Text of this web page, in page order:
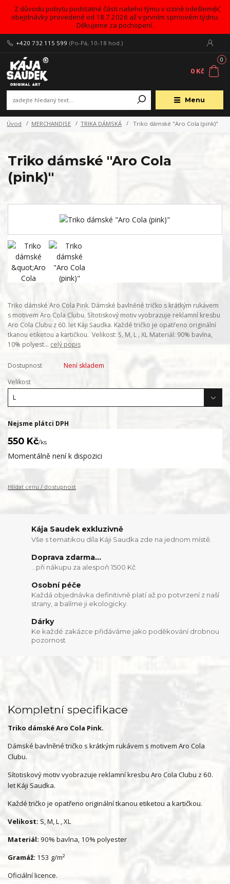
Z důvodu pobytu podstatné části našeho týmu v cizině odešleme
obejdnávky provedené od 18.7.2026 až v prvním sprnovém týdnu.
Děkujeme za pochopení.
Menu
+420 732 115 599 (Po-Pá, 10-18 hod.)
0
0 Kč
Úvod MERCHANDISE TRIKA DÁMSKÁ Triko dámské "Aro Cola (pink)"
Triko dámské "Aro Cola
(pink)"
Triko dámské Aro Cola Pink. Dámské bavlněné tričko s krátkým rukávem
s motivem Aro Cola Clubu. Sítotiskový motiv vyobrazuje reklamní kresbu
Aro Cola Clubu z 60. let Káji Saudka. Každé tričko je opatřeno originální
tkanou etiketou a kartičkou. Velikost: S, M, L , XL Materiál: 90% bavlna,
10% polyest... celý popis
Dostupnost
Není skladem
Velikost
Nejsme plátci DPH
550 Kč/ks
Momentálně není k dispozici
Hlídat cenu / dostupnost
Kája Saudek exkluzivně
Vše s tematikou díla Káji Saudka zde na jednom místě.
Doprava zdarma...
...při nákupu za alespoň 1500 Kč
Osobní péče
Každá objednávka definitivně platí až po potvrzení z naší
strany, a balíme ji ekologicky.
Dárky
Ke každé zakázce přidáváme jako poděkování drobnou
pozornost
Kompletní specifikace
Triko dámské Aro Cola Pink.
Dámské bavlněné tričko s krátkým rukávem s motivem Aro Cola
Clubu.
Sítotiskový motiv vyobrazuje reklamní kresbu Aro Cola Clubu z 60.
let Káji Saudka.
Každé tričko je opatřeno originální tkanou etiketou a kartičkou.
Velikost: S, M, L , XL
Materiál: 90% bavlna, 10% polyester
Gramáž: 153 g/m²
Oficiální licence.